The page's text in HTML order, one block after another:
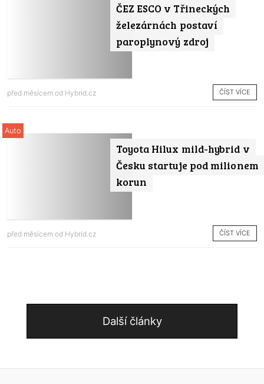
ČEZ ESCO v Třineckých
železárnách postaví
paroplynový zdroj
před měsícem od Hybrid.cz ČÍST VÍCE
Toyota Hilux mild-hybrid v
Česku startuje pod milionem
korun
Auto
před měsícem od Hybrid.cz ČÍST VÍCE
Další články